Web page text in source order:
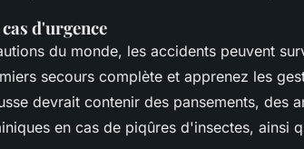
d'urgence
du monde, les accidents peuvent
secours complète et apprenez les
devrait contenir des pansements, des
en cas de piqûres d'insectes, ainsi